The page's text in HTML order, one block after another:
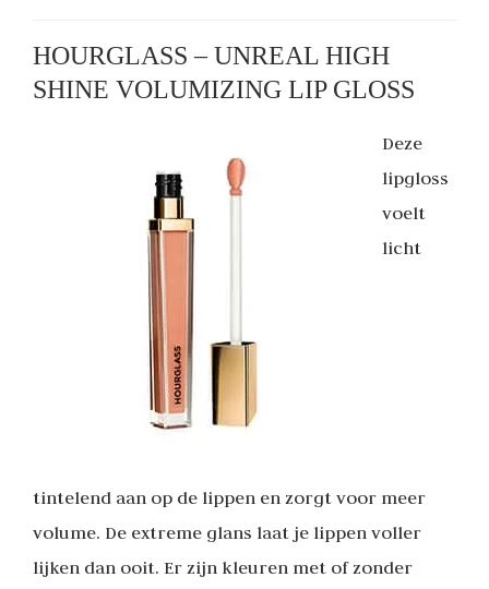
HOURGLASS – UNREAL HIGH
SHINE VOLUMIZING LIP GLOSS
Deze
lipgloss
voelt
licht
tintelend aan op de lippen en zorgt voor meer
volume. De extreme glans laat je lippen voller
lijken dan ooit. Er zijn kleuren met of zonder